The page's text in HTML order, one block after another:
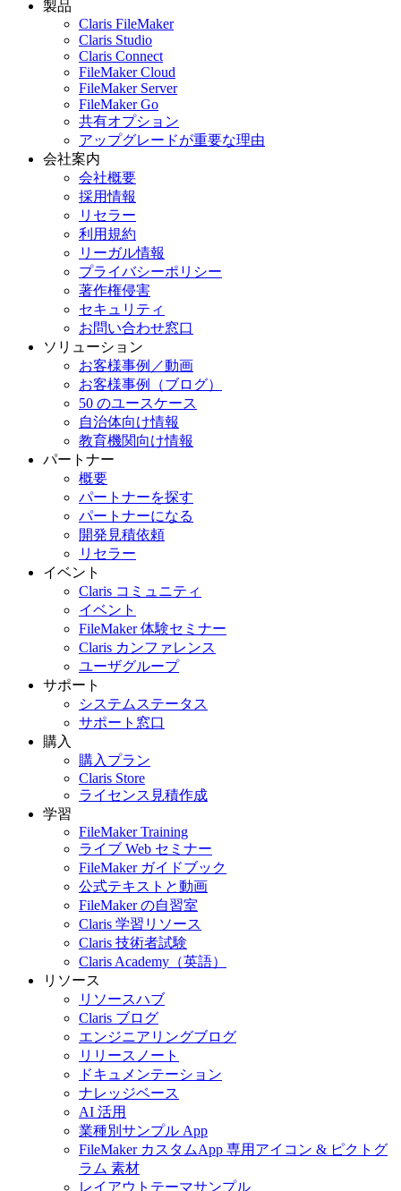
製品
Claris FileMaker
Claris Studio
Claris Connect
FileMaker Cloud
FileMaker Server
FileMaker Go
共有オプション
アップグレードが重要な理由
会社案内
会社概要
採用情報
リセラー
利用規約
リーガル情報
プライバシーポリシー
著作権侵害
セキュリティ
お問い合わせ窓口
ソリューション
お客様事例／動画
お客様事例（ブログ）
50 のユースケース
自治体向け情報
教育機関向け情報
パートナー
概要
パートナーを探す
パートナーになる
開発見積依頼
リセラー
イベント
Claris コミュニティ
イベント
FileMaker 体験セミナー
Claris カンファレンス
ユーザグループ
サポート
システムステータス
サポート窓口
購入
購入プラン
Claris Store
ライセンス見積作成
学習
FileMaker Training
ライブ Web セミナー
FileMaker ガイドブック
公式テキストと動画
FileMaker の自習室
Claris 学習リソース
Claris 技術者試験
Claris Academy（英語）
リソース
リソースハブ
Claris ブログ
エンジニアリングブログ
リリースノート
ドキュメンテーション
ナレッジベース
AI 活用
業種別サンプル App
FileMaker カスタムApp 専用アイコン & ピクトグ
ラム 素材
レイアウトテーマサンプル